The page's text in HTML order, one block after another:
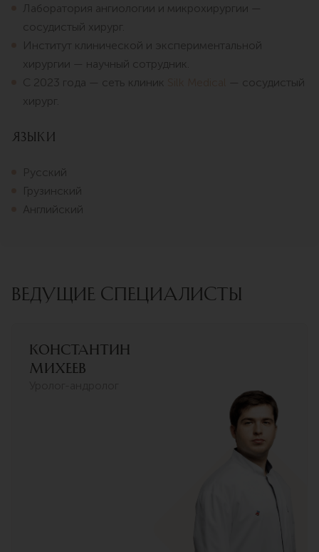
Лаборатория ангиологии и микрохирургии —
сосудистый хирург.
Институт клинической и экспериментальной
хирургии — научный сотрудник.
С 2023 года — сеть клиник
— сосудистый
хирург.
Языки
Русский
Грузинский
Английский
ВЕДУЩИЕ СПЕЦИАЛИСТЫ
Константин
Михеев